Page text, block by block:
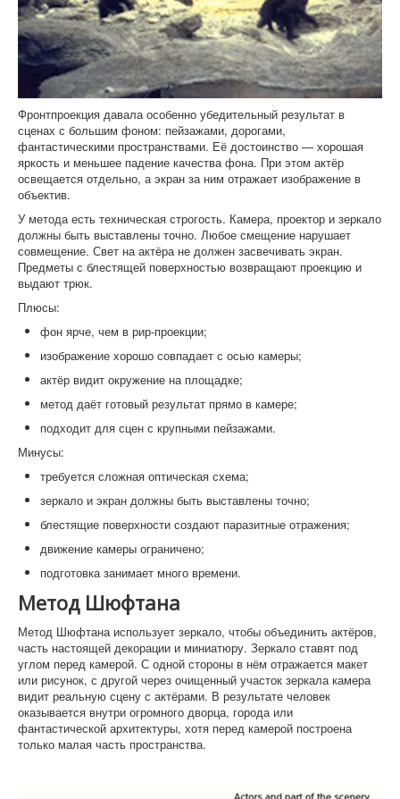
Фронтпроекция давала особенно убедительный результат в
сценах с большим фоном: пейзажами, дорогами,
фантастическими пространствами. Её достоинство — хорошая
яркость и меньшее падение качества фона. При этом актёр
освещается отдельно, а экран за ним отражает изображение в
объектив.
У метода есть техническая строгость. Камера, проектор и зеркало
должны быть выставлены точно. Любое смещение нарушает
совмещение. Свет на актёра не должен засвечивать экран.
Предметы с блестящей поверхностью возвращают проекцию и
выдают трюк.
Плюсы:
фон ярче, чем в рир-проекции;
изображение хорошо совпадает с осью камеры;
актёр видит окружение на площадке;
метод даёт готовый результат прямо в камере;
подходит для сцен с крупными пейзажами.
Минусы:
требуется сложная оптическая схема;
зеркало и экран должны быть выставлены точно;
блестящие поверхности создают паразитные отражения;
движение камеры ограничено;
подготовка занимает много времени.
Метод Шюфтана
Метод Шюфтана использует зеркало, чтобы объединить актёров,
часть настоящей декорации и миниатюру. Зеркало ставят под
углом перед камерой. С одной стороны в нём отражается макет
или рисунок, с другой через очищенный участок зеркала камера
видит реальную сцену с актёрами. В результате человек
оказывается внутри огромного дворца, города или
фантастической архитектуры, хотя перед камерой построена
только малая часть пространства.